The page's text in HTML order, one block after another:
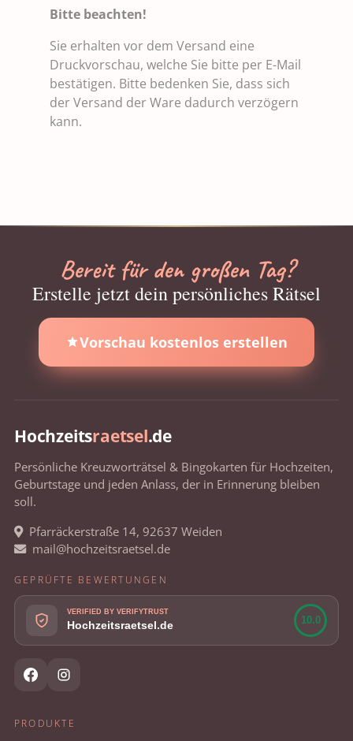
Bitte beachten!
Sie erhalten vor dem Versand eine
Druckvorschau, welche Sie bitte per E-Mail
bestätigen. Bitte bedenken Sie, dass sich
der Versand der Ware dadurch verzögern
kann.
Bereit für den großen Tag?
Erstelle jetzt dein persönliches Rätsel
Vorschau kostenlos erstellen
Hochzeitsraetsel.de
Persönliche Kreuzworträtsel & Bingokarten für Hochzeiten,
Geburtstage und jeden Anlass, der in Erinnerung bleiben
soll.
Pfarräckerstraße 14, 92637 Weiden
mail@hochzeitsraetsel.de
GEPRÜFTE BEWERTUNGEN
VERIFIED BY VERIFYTRUST
Hochzeitsraetsel.de 10.0
PRODUKTE